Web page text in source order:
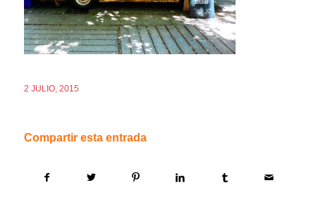
2 JULIO, 2015
Compartir esta entrada